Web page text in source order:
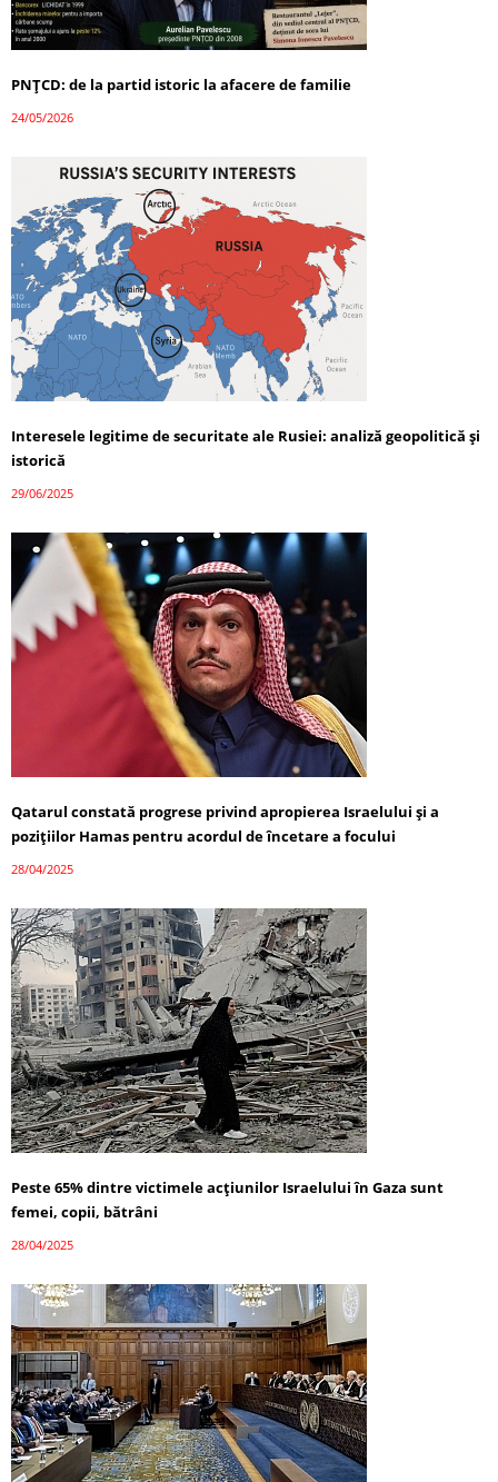
PNȚCD: de la partid istoric la afacere de familie
24/05/2026
Interesele legitime de securitate ale Rusiei: analiză geopolitică și
istorică
29/06/2025
Qatarul constată progrese privind apropierea Israelului și a
pozițiilor Hamas pentru acordul de încetare a focului
28/04/2025
Peste 65% dintre victimele acțiunilor Israelului în Gaza sunt
femei, copii, bătrâni
28/04/2025